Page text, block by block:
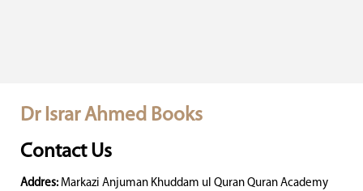
Dr Israr Ahmed Books
Contact Us
Addres: Markazi Anjuman Khuddam ul Quran Quran Academy